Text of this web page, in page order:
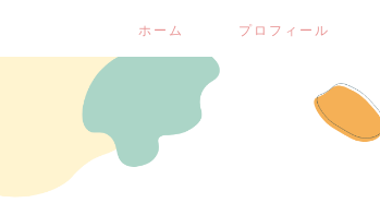
ホーム プロフィール